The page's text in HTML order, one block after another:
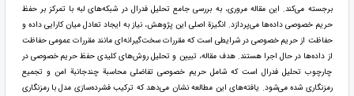
برجسته می‌کند. این مقاله مروری، به بررسی جامع تحلیل فدرال در شبکه‌های لبه با تمرکز بر حفظ
حریم خصوصی داده‌ها می‌پردازد. انگیزة اصلی این پژوهش، نیاز به ایجاد تعادل میان کارایی داده و
حفاظت از حریم خصوصی در شرایطی است که مقررات سخت‌گیرانه‌ای مانند مقررات عمومی حفاظت
از داده‌ها در حال اجرا هستند. هدف مقاله، تبیین و تحلیل روش‌های کلیدی حفظ حریم خصوصی در
چارچوب تحلیل فدرال است که شامل حریم خصوصی تفاضلی محاسبة چندجانبة امن و تجمیع
رمزنگاری شده می‌شود. یافته‌های این مطالعه نشان می‌دهد که ترکیب فشرده‌سازی مدل با رمزنگاری